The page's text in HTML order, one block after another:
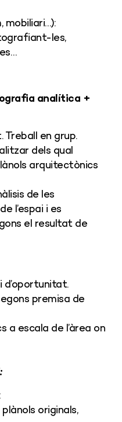
mobiliari…):
les,
analítica +
Treball en grup.
dels qual
arquitectònics
de les
l’espai i es
el resultat de
premisa de
a escala de l’àrea on
originals,